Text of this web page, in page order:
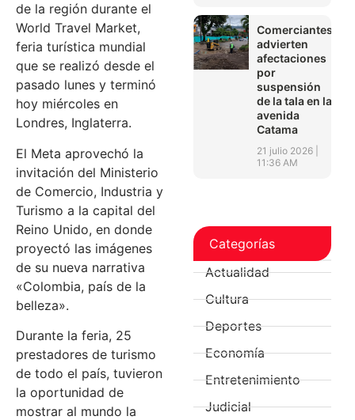
de la región durante el
World Travel Market,
feria turística mundial
que se realizó desde el
pasado lunes y terminó
hoy miércoles en
Londres, Inglaterra.
El Meta aprovechó la
invitación del Ministerio
de Comercio, Industria y
Turismo a la capital del
Reino Unido, en donde
proyectó las imágenes
de su nueva narrativa
«Colombia, país de la
belleza».
Durante la feria, 25
prestadores de turismo
de todo el país, tuvieron
la oportunidad de
mostrar al mundo la
Comerciantes
advierten
afectaciones
por
suspensión
de la tala en la
avenida
Catama
21 julio 2026
11:36 AM
Categorías
Actualidad
Cultura
Deportes
Economía
Entretenimiento
Judicial